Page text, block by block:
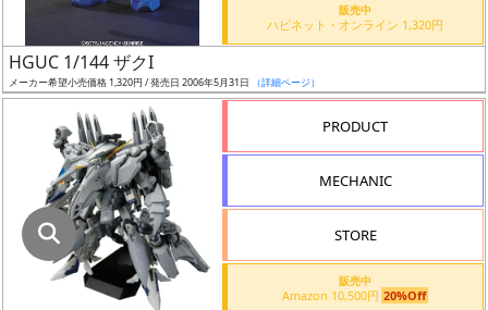
最
安
販売中
ハピネット・オンライン 1,320円
HGUC 1/144 ザクI
メーカー希望小売価格 1,320円 / 発売日 2006年5月31日 （詳細ページ）
PRODUCT
MECHANIC
STORE
販売中
Amazon 10,500円 20%Off